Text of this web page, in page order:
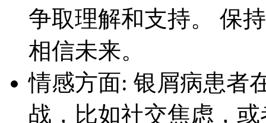
争取理解和支持。 保
相信未来。
情感方面: 银屑病患者
战，比如社交焦虑，